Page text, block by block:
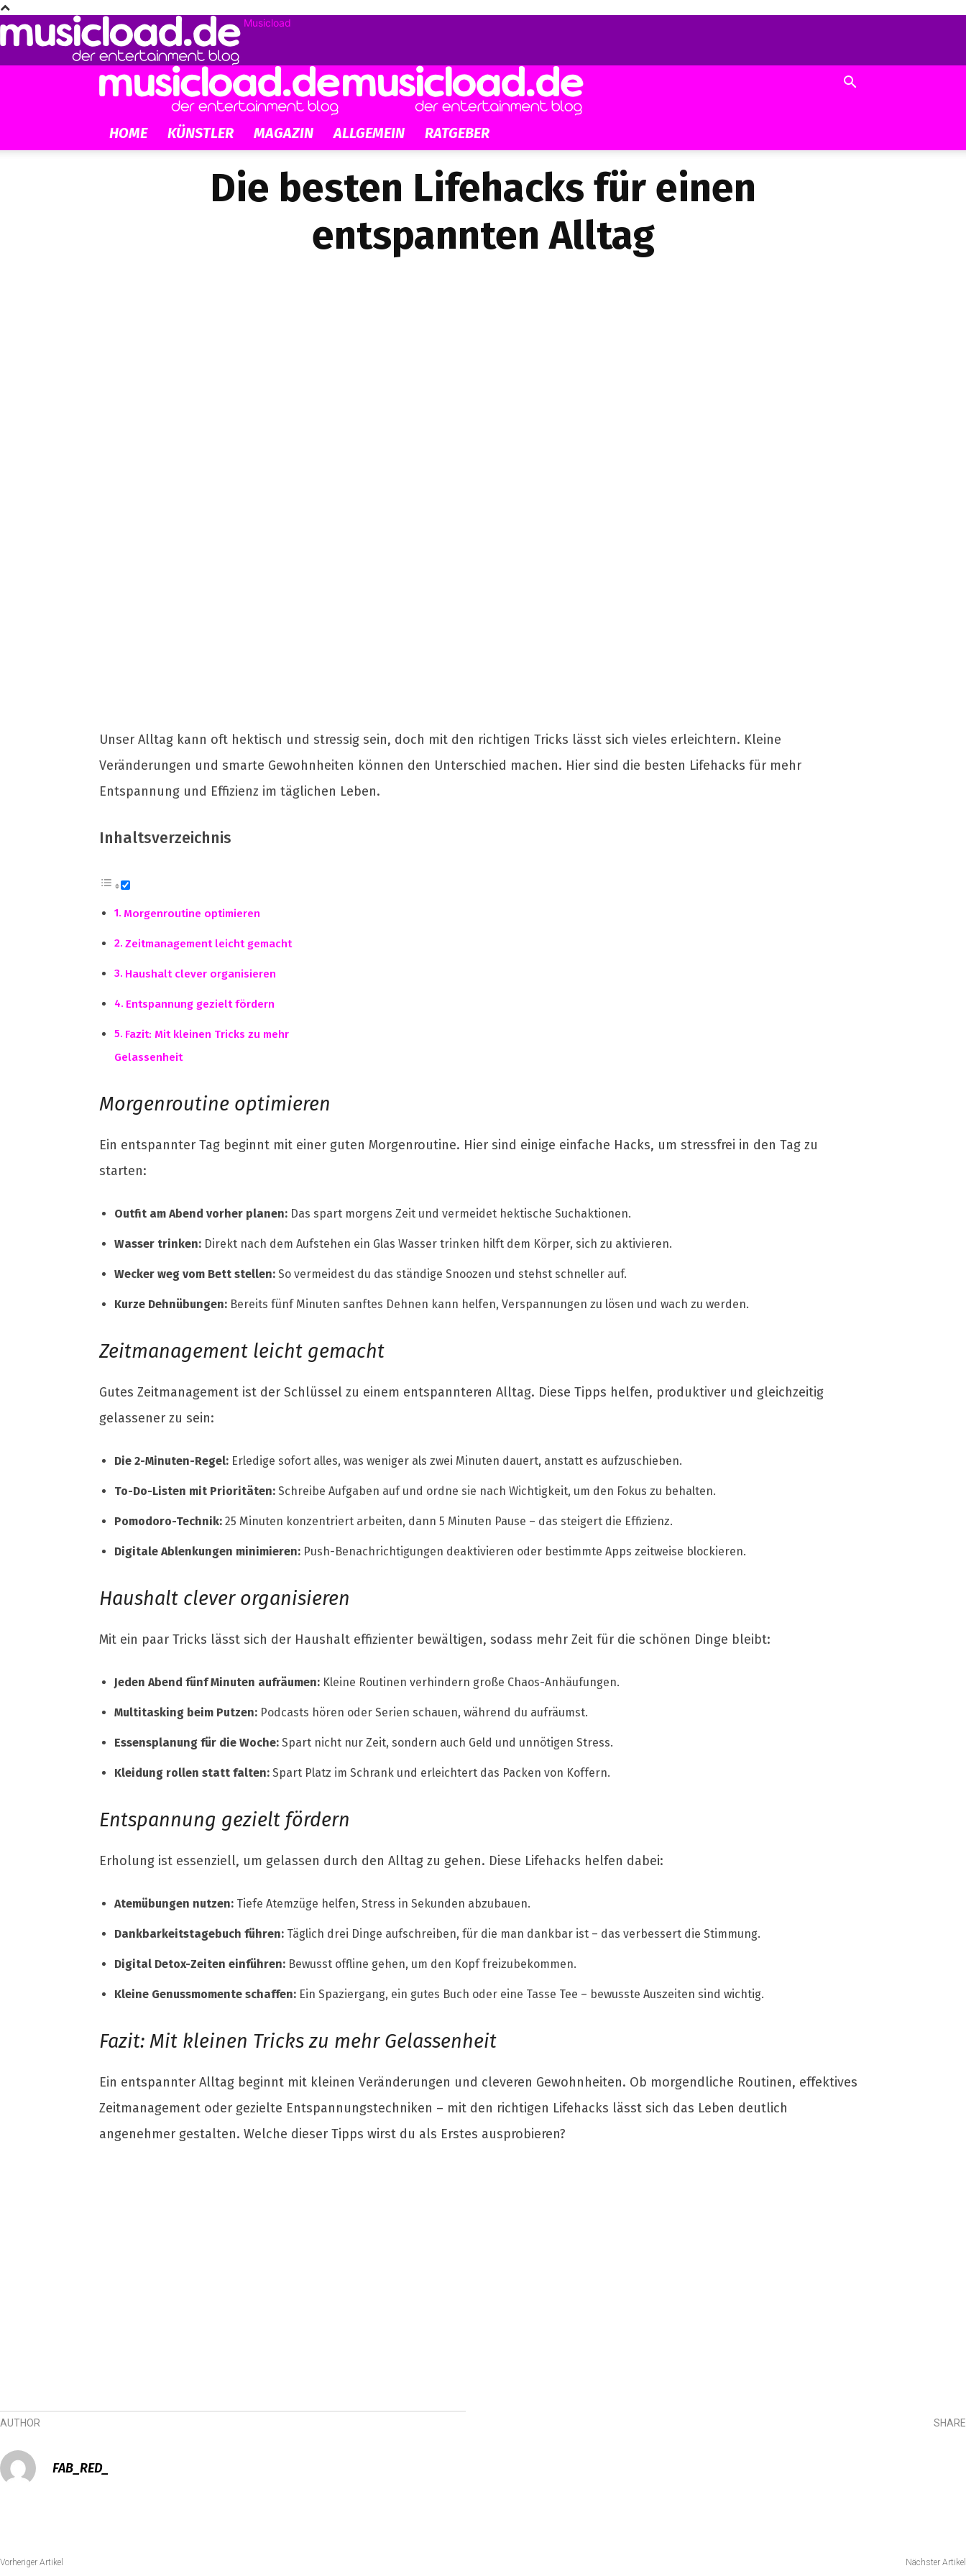
Musicload
HOME KÜNSTLER MAGAZIN ALLGEMEIN RATGEBER
Die besten Lifehacks für einen
entspannten Alltag
Unser Alltag kann oft hektisch und stressig sein, doch mit den richtigen Tricks lässt sich vieles erleichtern. Kleine
Veränderungen und smarte Gewohnheiten können den Unterschied machen. Hier sind die besten Lifehacks für mehr
Entspannung und Effizienz im täglichen Leben.
Inhaltsverzeichnis
Morgenroutine optimieren
Zeitmanagement leicht gemacht
Haushalt clever organisieren
Entspannung gezielt fördern
Fazit: Mit kleinen Tricks zu mehr
Gelassenheit
Morgenroutine optimieren
Ein entspannter Tag beginnt mit einer guten Morgenroutine. Hier sind einige einfache Hacks, um stressfrei in den Tag zu
starten:
Outfit am Abend vorher planen: Das spart morgens Zeit und vermeidet hektische Suchaktionen.
Wasser trinken: Direkt nach dem Aufstehen ein Glas Wasser trinken hilft dem Körper, sich zu aktivieren.
Wecker weg vom Bett stellen: So vermeidest du das ständige Snoozen und stehst schneller auf.
Kurze Dehnübungen: Bereits fünf Minuten sanftes Dehnen kann helfen, Verspannungen zu lösen und wach zu werden.
Zeitmanagement leicht gemacht
Gutes Zeitmanagement ist der Schlüssel zu einem entspannteren Alltag. Diese Tipps helfen, produktiver und gleichzeitig
gelassener zu sein:
Die 2-Minuten-Regel: Erledige sofort alles, was weniger als zwei Minuten dauert, anstatt es aufzuschieben.
To-Do-Listen mit Prioritäten: Schreibe Aufgaben auf und ordne sie nach Wichtigkeit, um den Fokus zu behalten.
Pomodoro-Technik: 25 Minuten konzentriert arbeiten, dann 5 Minuten Pause – das steigert die Effizienz.
Digitale Ablenkungen minimieren: Push-Benachrichtigungen deaktivieren oder bestimmte Apps zeitweise blockieren.
Haushalt clever organisieren
Mit ein paar Tricks lässt sich der Haushalt effizienter bewältigen, sodass mehr Zeit für die schönen Dinge bleibt:
Jeden Abend fünf Minuten aufräumen: Kleine Routinen verhindern große Chaos-Anhäufungen.
Multitasking beim Putzen: Podcasts hören oder Serien schauen, während du aufräumst.
Essensplanung für die Woche: Spart nicht nur Zeit, sondern auch Geld und unnötigen Stress.
Kleidung rollen statt falten: Spart Platz im Schrank und erleichtert das Packen von Koffern.
Entspannung gezielt fördern
Erholung ist essenziell, um gelassen durch den Alltag zu gehen. Diese Lifehacks helfen dabei:
Atemübungen nutzen: Tiefe Atemzüge helfen, Stress in Sekunden abzubauen.
Dankbarkeitstagebuch führen: Täglich drei Dinge aufschreiben, für die man dankbar ist – das verbessert die Stimmung.
Digital Detox-Zeiten einführen: Bewusst offline gehen, um den Kopf freizubekommen.
Kleine Genussmomente schaffen: Ein Spaziergang, ein gutes Buch oder eine Tasse Tee – bewusste Auszeiten sind wichtig.
Fazit: Mit kleinen Tricks zu mehr Gelassenheit
Ein entspannter Alltag beginnt mit kleinen Veränderungen und cleveren Gewohnheiten. Ob morgendliche Routinen, effektives
Zeitmanagement oder gezielte Entspannungstechniken – mit den richtigen Lifehacks lässt sich das Leben deutlich
angenehmer gestalten. Welche dieser Tipps wirst du als Erstes ausprobieren?
AUTHOR
FAB_RED_
SHARE
Vorheriger Artikel Nächster Artikel